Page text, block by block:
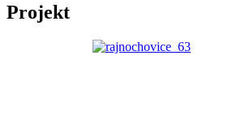
Projekt